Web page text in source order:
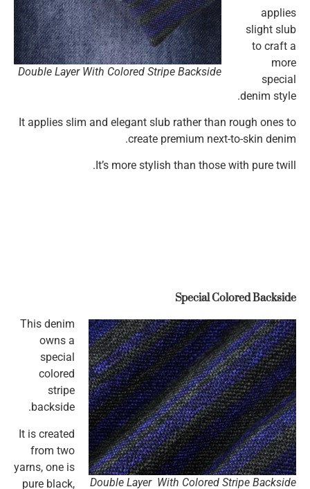
Double Layer With Colored Stripe Backside
applies
slight slub
to craft a
more
special
denim style.
It applies slim and elegant slub rather than rough ones to
create premium next-to-skin denim.
It’s more stylish than those with pure twill.
Special Colored Backside
Double Layer With Colored Stripe Backside
This denim
owns a
special
colored
stripe
backside.
It is created
from two
yarns, one is
pure black,